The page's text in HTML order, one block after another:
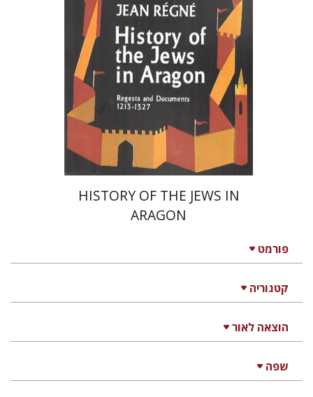
פורמט
קטגוריה
הוצאה לאור
שפה
HISTORY OF THE JEWS IN
ARAGON